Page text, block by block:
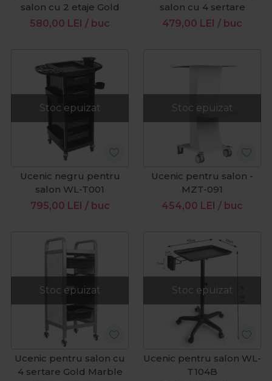
salon cu 2 etaje Gold
580,00 LEI / buc
salon cu 4 sertare
479,00 LEI / buc
Stoc epuizat
Ucenic negru pentru
salon WL-T001
795,00 LEI / buc
Stoc epuizat
Ucenic pentru salon -
MZT-091
454,00 LEI / buc
Stoc epuizat
Ucenic pentru salon cu
4 sertare Gold Marble
Stoc epuizat
Ucenic pentru salon WL-
T104B